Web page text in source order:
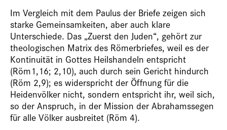
Im Vergleich mit dem Paulus der Briefe zeigen sich
starke Gemeinsamkeiten, aber auch klare
Unterschiede. Das „Zuerst den Juden“, gehört zur
theologischen Matrix des Römerbriefes, weil es der
Kontinuität in Gottes Heilshandeln entspricht
(Röm1,16; 2,10), auch durch sein Gericht hindurch
(Röm 2,9); es widerspricht der Öffnung für die
Heidenvölker nicht, sondern entspricht ihr, weil sich,
so der Anspruch, in der Mission der Abrahamssegen
für alle Völker ausbreitet (Röm 4).